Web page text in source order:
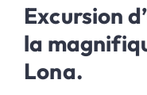
Excursion
la
Lona.